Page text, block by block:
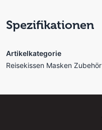
Spezifikationen
Artikelkategorie
Reisekissen Masken Zubehör